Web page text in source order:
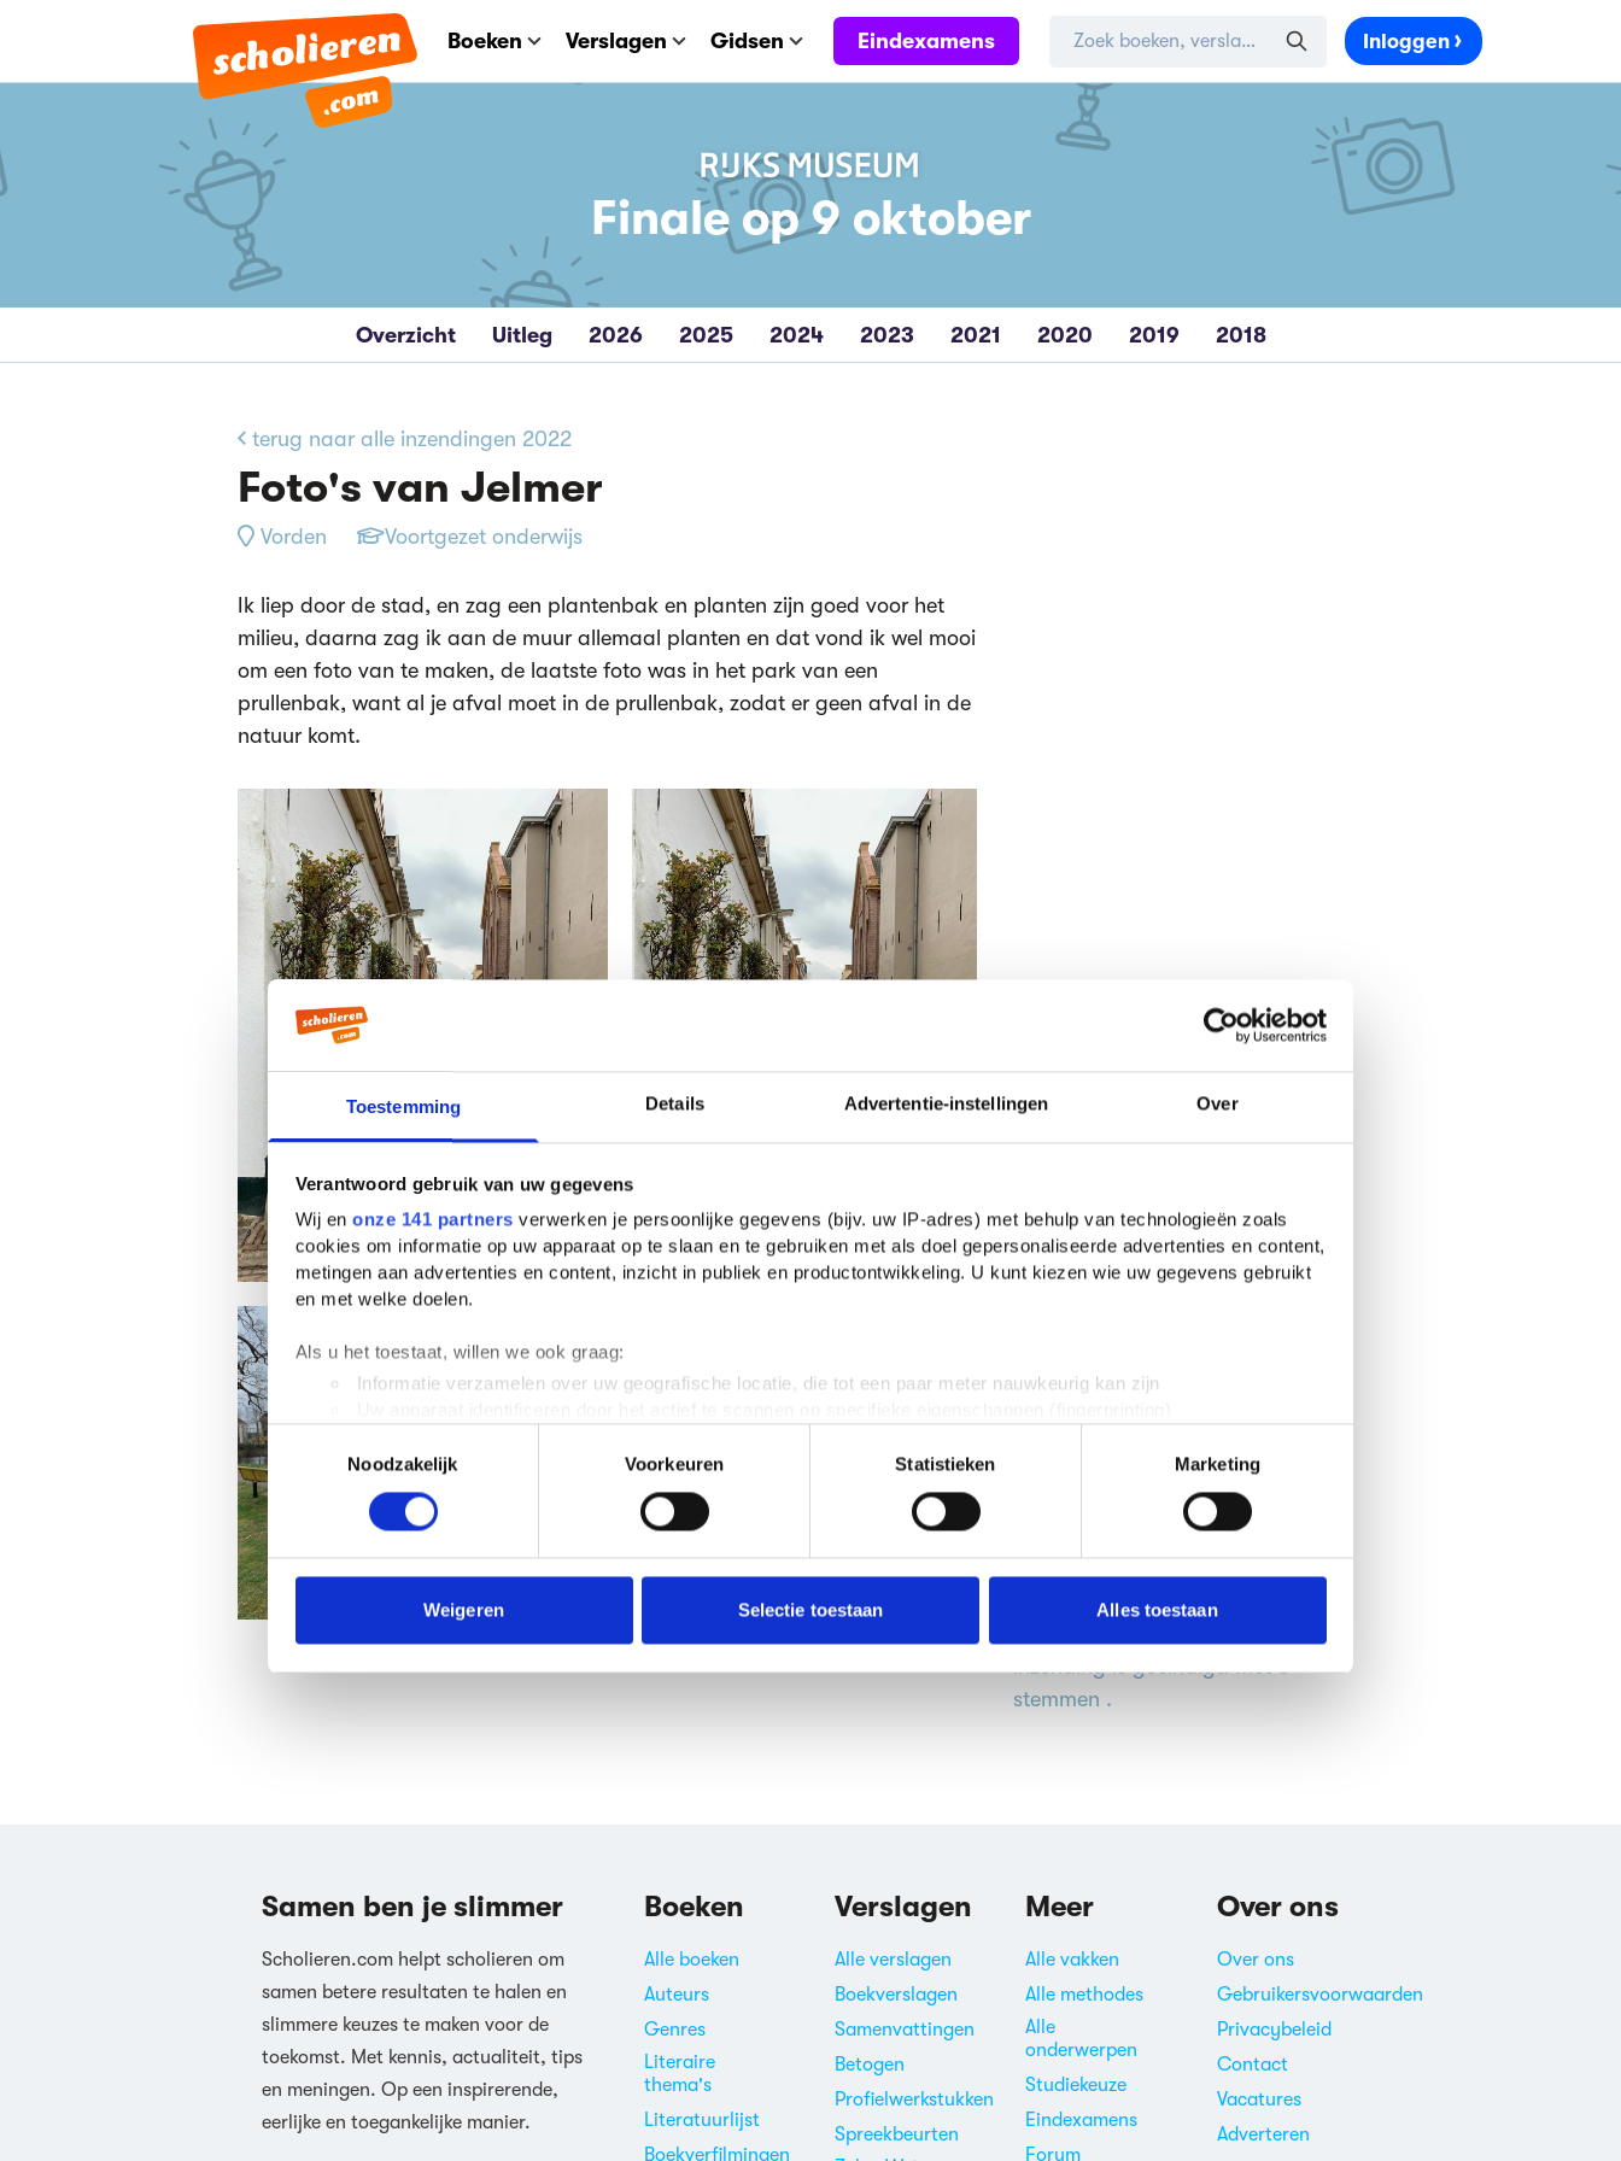
Toestemming Details Advertentie-instellingen Over
Verantwoord gebruik van uw gegevens
Wij en onze 141 partners verwerken je persoonlijke gegevens (bijv. uw IP-adres) met behulp van technologieën zoals
cookies om informatie op uw apparaat op te slaan en te gebruiken met als doel gepersonaliseerde advertenties en content,
metingen aan advertenties en content, inzicht in publiek en productontwikkeling. U kunt kiezen wie uw gegevens gebruikt
en met welke doelen.
Als u het toestaat, willen we ook graag:
Informatie verzamelen over uw geografische locatie, die tot een paar meter nauwkeurig kan zijn
toestemming op elk moment wijzigen of intrekken in de Cookieverklaring.
We gebruiken cookies om content en advertenties te personaliseren, om functies voor social media te bieden en om ons
media, adverteren en analyse. Deze partners kunnen deze gegevens combineren met andere informatie die je aan ze hebt
verstrekt of die ze hebben verzameld op basis van jouw gebruik van hun services.
Toestemmingsselectie
Noodzakelijk
Voorkeuren Statistieken Marketing
Weigeren Selectie toestaan Alles toestaan
Boeken Verslagen Gidsen Eindexamens Inloggen
Finale op 9 oktober
Overzicht Uitleg 2026 2025 2024 2023 2021 2020 2019 2018
terug naar alle inzendingen 2022
Foto's van Jelmer
Vorden Voortgezet onderwijs
Ik liep door de stad, en zag een plantenbak en planten zijn goed voor het
milieu, daarna zag ik aan de muur allemaal planten en dat vond ik wel mooi
om een foto van te maken, de laatste foto was in het park van een
prullenbak, want al je afval moet in de prullenbak, zodat er geen afval in de
natuur komt.
inzending is geëindigd met 0
stemmen .
Samen ben je slimmer
Scholieren.com helpt scholieren om
samen betere resultaten te halen en
slimmere keuzes te maken voor de
toekomst. Met kennis, actualiteit, tips
en meningen. Op een inspirerende,
eerlijke en toegankelijke manier.
Boeken
Alle boeken
Auteurs
Genres
Literaire
thema's
Literatuurlijst
Boekverfilmingen
Verslagen
Alle verslagen
Boekverslagen
Samenvattingen
Betogen
Profielwerkstukken
Spreekbeurten
Meer
Alle vakken
Alle methodes
Alle
onderwerpen
Studiekeuze
Eindexamens
Forum
Over ons
Over ons
Gebruikersvoorwaarden
Privacybeleid
Contact
Vacatures
Adverteren